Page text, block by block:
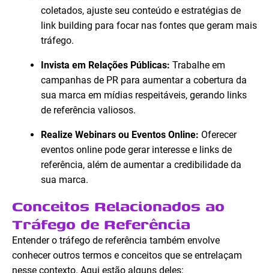
coletados, ajuste seu conteúdo e estratégias de
link building para focar nas fontes que geram mais
tráfego.
Invista em Relações Públicas: Trabalhe em
campanhas de PR para aumentar a cobertura da
sua marca em mídias respeitáveis, gerando links
de referência valiosos.
Realize Webinars ou Eventos Online: Oferecer
eventos online pode gerar interesse e links de
referência, além de aumentar a credibilidade da
sua marca.
Conceitos Relacionados ao
Tráfego de Referência
Entender o tráfego de referência também envolve
conhecer outros termos e conceitos que se entrelaçam
nesse contexto. Aqui estão alguns deles: